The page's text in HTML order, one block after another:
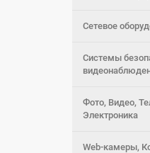
Сетевое
Системы
Фото, Видео,
Электроника
Web-камеры,